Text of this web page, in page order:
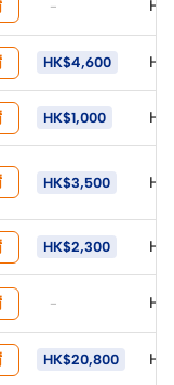
-
HK$4,600
HK$1,000
HK$3,500
HK$2,300
-
HK$20,800